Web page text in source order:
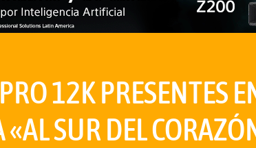
12K PRESENTES
SUR DEL